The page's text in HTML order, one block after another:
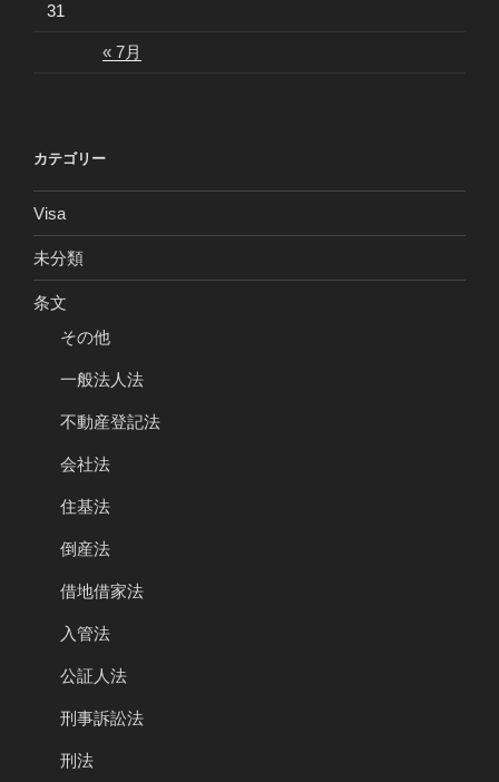
« 7月
31
カテゴリー
Visa
未分類
条文
その他
一般法人法
不動産登記法
会社法
住基法
倒産法
借地借家法
入管法
公証人法
刑事訴訟法
刑法